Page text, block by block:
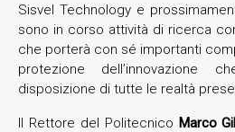
Sisvel Technology e
sono in corso attività di ricerca
che porterà con sé importanti
protezione dell’innovazione
disposizione di tutte le realtà
Il Rettore del Politecnico Marco